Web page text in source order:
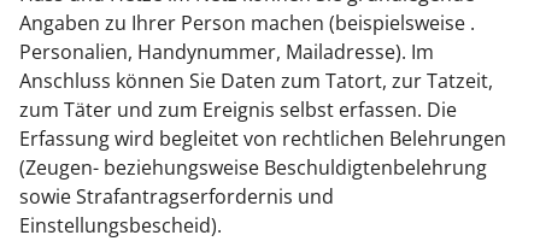
Angaben zu Ihrer Person machen (beispielsweise .
Personalien, Handynummer, Mailadresse). Im
Anschluss können Sie Daten zum Tatort, zur Tatzeit,
zum Täter und zum Ereignis selbst erfassen. Die
Erfassung wird begleitet von rechtlichen Belehrungen
(Zeugen- beziehungsweise Beschuldigtenbelehrung
sowie Strafantragserfordernis und
Einstellungsbescheid).